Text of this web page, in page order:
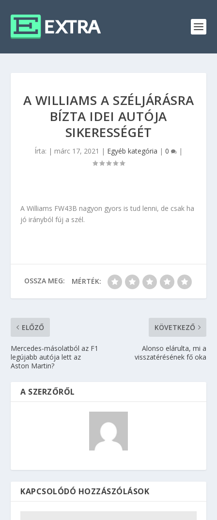
A WILLIAMS A SZÉLJÁRÁSRA
BÍZTA IDEI AUTÓJA
SIKERESSÉGÉT
Írta: | márc 17, 2021 | Egyéb kategória | 0 |
A Williams FW43B nagyon gyors is tud lenni, de csak ha
jó irányból fúj a szél.
OSSZA MEG: MÉRTÉK:
ELŐZŐ
Mercedes-másolatból az F1
legújabb autója lett az
Aston Martin?
KÖVETKEZŐ
Alonso elárulta, mi a
visszatérésének fő oka
A SZERZŐRŐL
KAPCSOLÓDÓ HOZZÁSZÓLÁSOK